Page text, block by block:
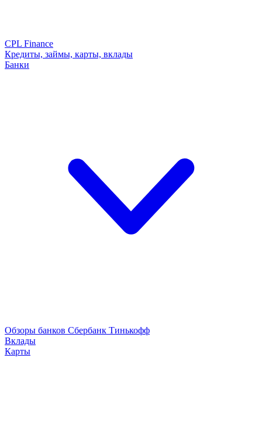
CPL Finance
Кредиты, займы, карты, вклады
Банки
Обзоры банков Сбербанк Тинькофф
Вклады
Карты